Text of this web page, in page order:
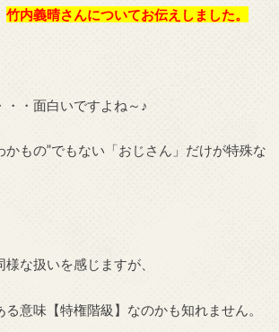
竹内義晴さんについてお伝えしました。
・・面白いですよね～♪
かもの”でもない「おじさん」だけが特殊な
様な扱いを感じますが、
る意味【特権階級】なのかも知れません。